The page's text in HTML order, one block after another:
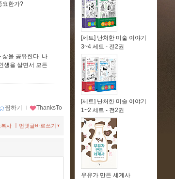
요한가?
삶을 공유한다. 나
생을 살면서 모든
찜하기 ｌ ThanksTo
먼댓글바로쓰기
복사
[세트] 난처한 미술 이야기
3~4 세트 - 전2권
[세트] 난처한 미술 이야기
1~2 세트 - 전2권
우유가 만든 세계사